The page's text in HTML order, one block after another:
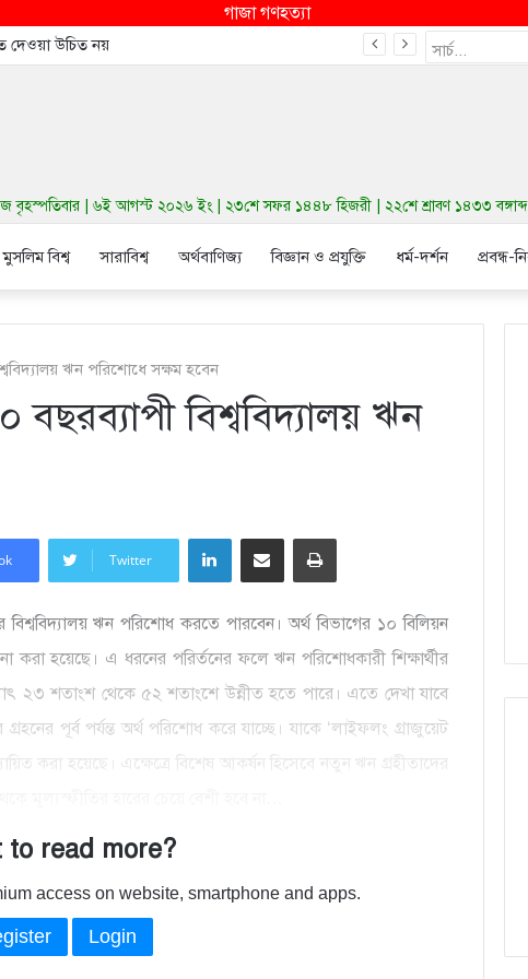
গাজা গণহত্যা
দেওয়া উচিত নয়
বৃহস্পতিবার | ৬ই আগস্ট ২০২৬ ইং | ২৩শে সফর ১৪৪৮ হিজরী | ২২শে শ্রাবণ ১৪৩৩ বঙ্গাব্দ
মুসলিম বিশ্ব সারাবিশ্ব অর্থবাণিজ্য বিজ্ঞান ও প্রযুক্তি ধর্ম-দর্শন প্রবন্ধ-
ঋন পরিশোধে সক্ষম হবেন
বছরব্যাপী বিশ্ববিদ্যালয় ঋন
Twitter
LinkedInShare via Email Print
বিশ্ববিদ্যালয় ঋন পরিশোধ করতে পারবেন। অর্থ বিভাগের ১০ বিলিয়ন
করা হয়েছে। এ ধরনের পরির্তনের ফলে ঋন পরিশোধকারী শিক্ষার্থীর
২৩ শতাংশ থেকে ৫২ শতাংশে উন্নীত হতে পারে। এতে দেখা যাবে
পূর্ব পর্যন্ত অর্থ পরিশোধ করে যাচ্ছে। যাকে ‘লাইফলং গ্রাজুয়েট
করা হয়েছে। এক্ষেত্রে বিশেষ আকর্ষন হিসেবে নতুন ঋন গ্রহীতাদের
to read more?
access on website, smartphone and apps.
Login